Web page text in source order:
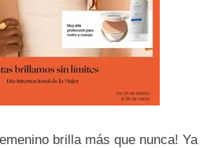
brilla más que nunca! Ya